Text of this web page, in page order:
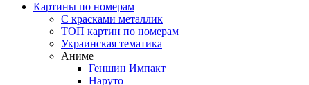
Картины по номерам
С красками металлик
ТОП картин по номерам
Украинская тематика
Аниме
Геншин Импакт
Наруто